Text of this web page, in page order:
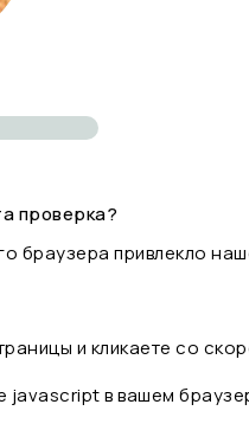
проверка?
браузера привлекло
и кликаете со
javascript в вашем